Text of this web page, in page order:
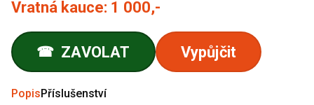
Vratná kauce: 1 000,-
☎ ZAVOLAT Vypůjčit
PopisPříslušenství